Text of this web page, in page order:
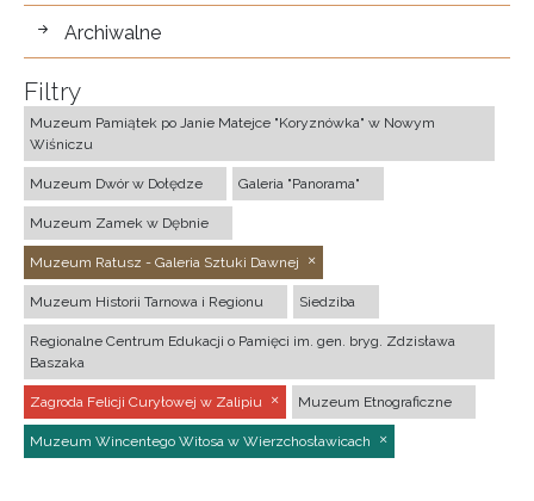
Archiwalne
Filtry
Muzeum Pamiątek po Janie Matejce "Koryznówka" w Nowym
Wiśniczu
Muzeum Dwór w Dołędze Galeria "Panorama"
Muzeum Zamek w Dębnie
Muzeum Ratusz - Galeria Sztuki Dawnej
Muzeum Historii Tarnowa i Regionu Siedziba
Regionalne Centrum Edukacji o Pamięci im. gen. bryg. Zdzisława
Baszaka
Zagroda Felicji Curyłowej w Zalipiu Muzeum Etnograficzne
Muzeum Wincentego Witosa w Wierzchosławicach